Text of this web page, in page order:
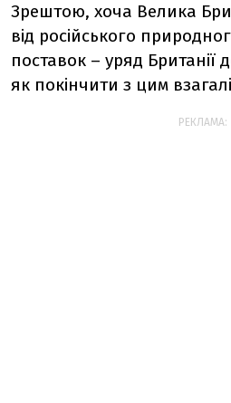
Зрештою, хоча Велика
від російського
поставок – уряд Британії
як покінчити з цим
РЕКЛАМА: